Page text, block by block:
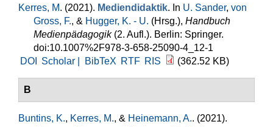
Kerres, M. (2021). Mediendidaktik. In U. Sander, von
Gross, F., & Hugger, K. - U. (Hrsg.), Handbuch
Medienpädagogik(2. Aufl.). Berlin: Springer.
doi:10.1007%2F978-3-658-25090-4_12-1
DOI
Scholar | BibTeX RTF RIS (362.52 KB)
B
Buntins, K., Kerres, M., & Heinemann, A.. (2021).